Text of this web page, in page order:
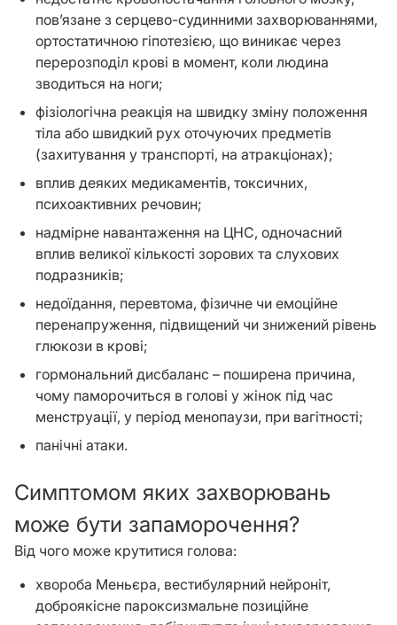
пов’язане з серцево-судинними захворюваннями,
ортостатичною гіпотезією, що виникає через
перерозподіл крові в момент, коли людина
зводиться на ноги;
фізіологічна реакція на швидку зміну положення
тіла або швидкий рух оточуючих предметів
(захитування у транспорті, на атракціонах);
вплив деяких медикаментів, токсичних,
психоактивних речовин;
надмірне навантаження на ЦНС, одночасний
вплив великої кількості зорових та слухових
подразників;
недоїдання, перевтома, фізичне чи емоційне
перенапруження, підвищений чи знижений рівень
глюкози в крові;
гормональний дисбаланс – поширена причина,
чому паморочиться в голові у жінок під час
менструації, у період менопаузи, при вагітності;
панічні атаки.
Симптомом яких захворювань
може бути запаморочення?
Від чого може крутитися голова:
хвороба Меньєра, вестибулярний нейроніт,
доброякісне пароксизмальне позиційне